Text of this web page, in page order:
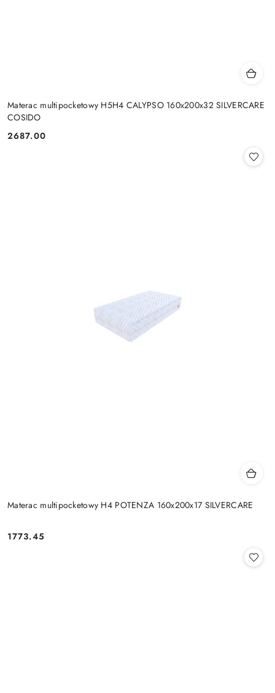
Materac multipocketowy H5H4 CALYPSO 160x200x32 SILVERCARE
COSIDO
Cena:
2687.00
Materac multipocketowy H4 POTENZA 160x200x17 SILVERCARE
Cena:
1773.45